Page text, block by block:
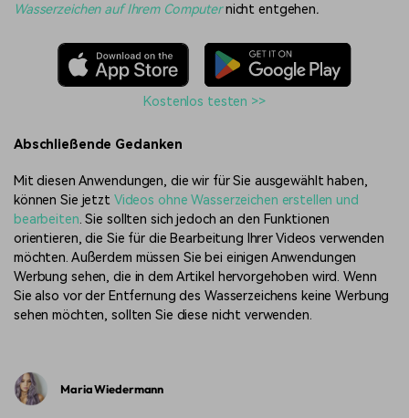
Wasserzeichen auf Ihrem Computer nicht entgehen.
Kostenlos testen >>
Abschließende Gedanken
Mit diesen Anwendungen, die wir für Sie ausgewählt haben,
können Sie jetzt Videos ohne Wasserzeichen erstellen und
bearbeiten. Sie sollten sich jedoch an den Funktionen
orientieren, die Sie für die Bearbeitung Ihrer Videos verwenden
möchten. Außerdem müssen Sie bei einigen Anwendungen
Werbung sehen, die in dem Artikel hervorgehoben wird. Wenn
Sie also vor der Entfernung des Wasserzeichens keine Werbung
sehen möchten, sollten Sie diese nicht verwenden.
Maria Wiedermann